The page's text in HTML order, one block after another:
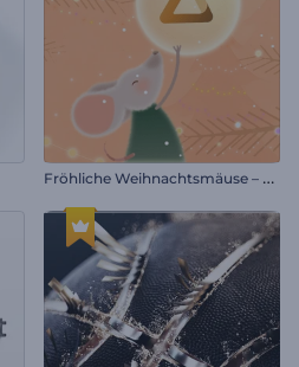
F
röhliche Weihnachtsmäuse – Einleitung